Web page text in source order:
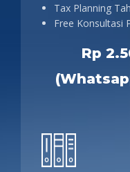
Tax Planning
Free Konsultasi
Rp